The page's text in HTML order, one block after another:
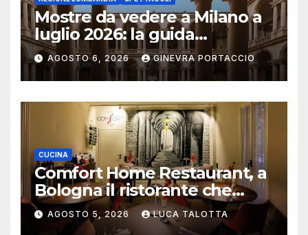
Mostre da vedere a Milano a
luglio 2026: la guida
aggiornata
AGOSTO 6, 2026 GINEVRA PORTACCIO
CUCINA
Comfort Home Restaurant, a
Bologna il ristorante che
trasforma l’ospitalità in
un’esperienza di casa
AGOSTO 5, 2026 LUCA TALOTTA